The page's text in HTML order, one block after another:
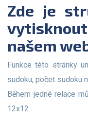
Zde je stručný návod, jak
vytisknout
našem
Funkce této stránky umožňují hostům vybrat si obtížnost
sudoku, počet sudoku
Během jedné relace
12x12.